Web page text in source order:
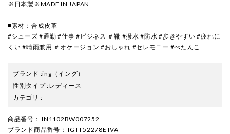
※日本製※MADE IN JAPAN
■素材：合成皮革
#シューズ #通勤 #仕事 #ビジネス ＃靴 #撥水 #防水 #歩きやすい #疲れに
くい #晴雨兼用 ＃オケージョン #おしゃれ #セレモニー #ぺたんこ
ブランド :ing （イング）
性別タイプ:レディース
カテゴリ :
商品番号 ： IN1102BW007252
ブランド商品番号 ： IGTT52278E IVA